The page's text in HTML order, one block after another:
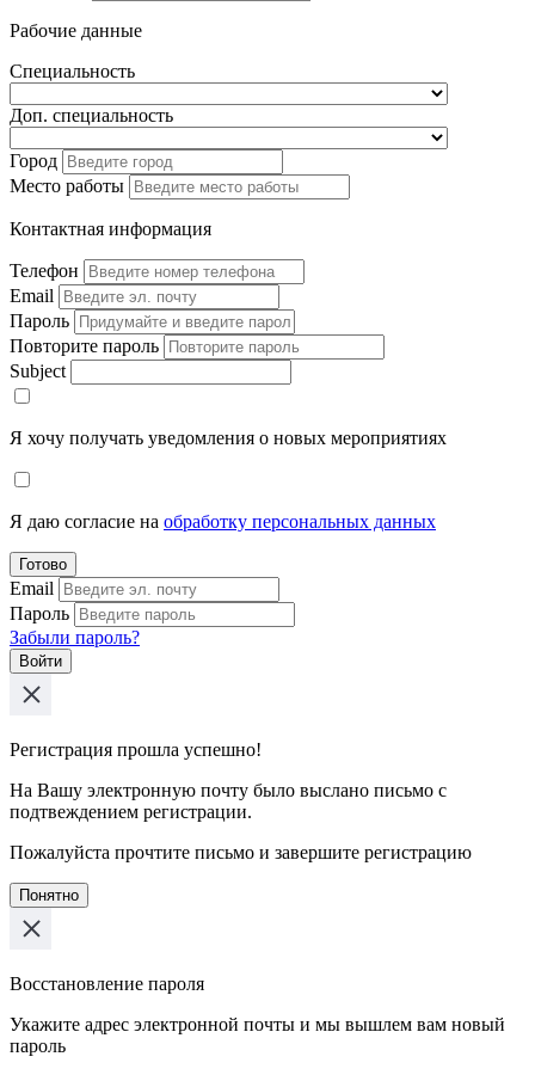
Рабочие данные
Специальность
Доп. специальность
Город
Место работы
Контактная информация
Телефон
Email
Пароль
Повторите пароль
Subject
Я хочу получать уведомления о новых мероприятиях
Я даю согласие на обработку персональных данных
Готово
Email
Пароль
Забыли пароль?
Войти
Регистрация прошла успешно!
На Вашу электронную почту было выслано письмо с
подтвеждением регистрации.
Пожалуйста прочтите письмо и завершите регистрацию
Понятно
Восстановление пароля
Укажите адрес электронной почты и мы вышлем вам новый
пароль